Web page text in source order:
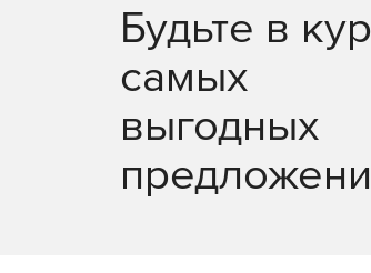
Методы
микрофлоры воздуха,
Микроорганизмы в
распространении
Санитарно-показательные
Будьте в
самых
выгодных